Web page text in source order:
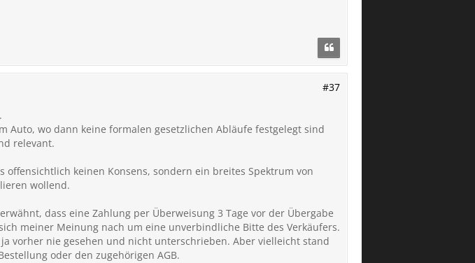
#37
Auto, wo dann keine formalen gesetzlichen Abläufe festgelegt sind
relevant.
keinen Konsens, sondern ein breites Spektrum von
wollend.
dass eine Zahlung per Überweisung 3 Tage vor der Übergabe
meiner Meinung nach um eine unverbindliche Bitte des Verkäufers.
vorher nie gesehen und nicht unterschrieben. Aber vielleicht stand
oder den zugehörigen AGB.